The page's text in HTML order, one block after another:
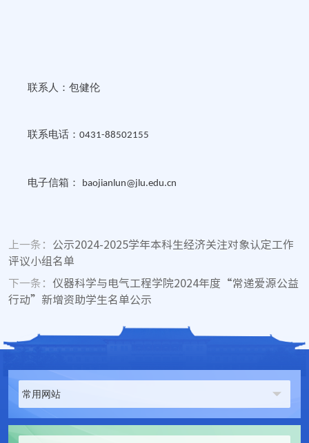
联系人：包健伦
联系电话： 0431-88502155
电子信箱： baojianlun@jlu.edu.cn
上一条： 公示2024-2025学年本科生经济关注对象认定工作
评议小组名单
下一条： 仪器科学与电气工程学院2024年度“常递爱源公益
行动”新增资助学生名单公示
常用网站